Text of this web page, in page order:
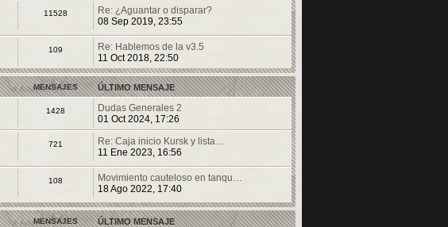
11528
Re: ¿Aguantar o disparar?
08 Sep 2019, 23:55
109
Re: Hablemos de la v3.5
11 Oct 2018, 22:50
MENSAJES ÚLTIMO MENSAJE
1428
Dudas Generales 2
01 Oct 2024, 17:26
721
Re: Caja inicio Kursk y lista…
11 Ene 2023, 16:56
108
Movimiento cauteloso en tanqu…
18 Ago 2022, 17:40
MENSAJES ÚLTIMO MENSAJE